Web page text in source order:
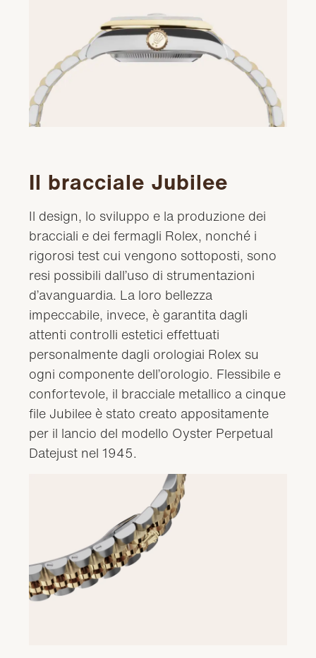
Il bracciale Jubilee
Il design, lo sviluppo e la produzione dei
bracciali e dei fermagli Rolex, nonché i
rigorosi test cui vengono sottoposti, sono
resi possibili dall’uso di strumentazioni
d’avanguardia. La loro bellezza
impeccabile, invece, è garantita dagli
attenti controlli estetici effettuati
personalmente dagli orologiai Rolex su
ogni componente dell’orologio. Flessibile e
confortevole, il bracciale metallico a cinque
file Jubilee è stato creato appositamente
per il lancio del modello Oyster Perpetual
Datejust nel 1945.